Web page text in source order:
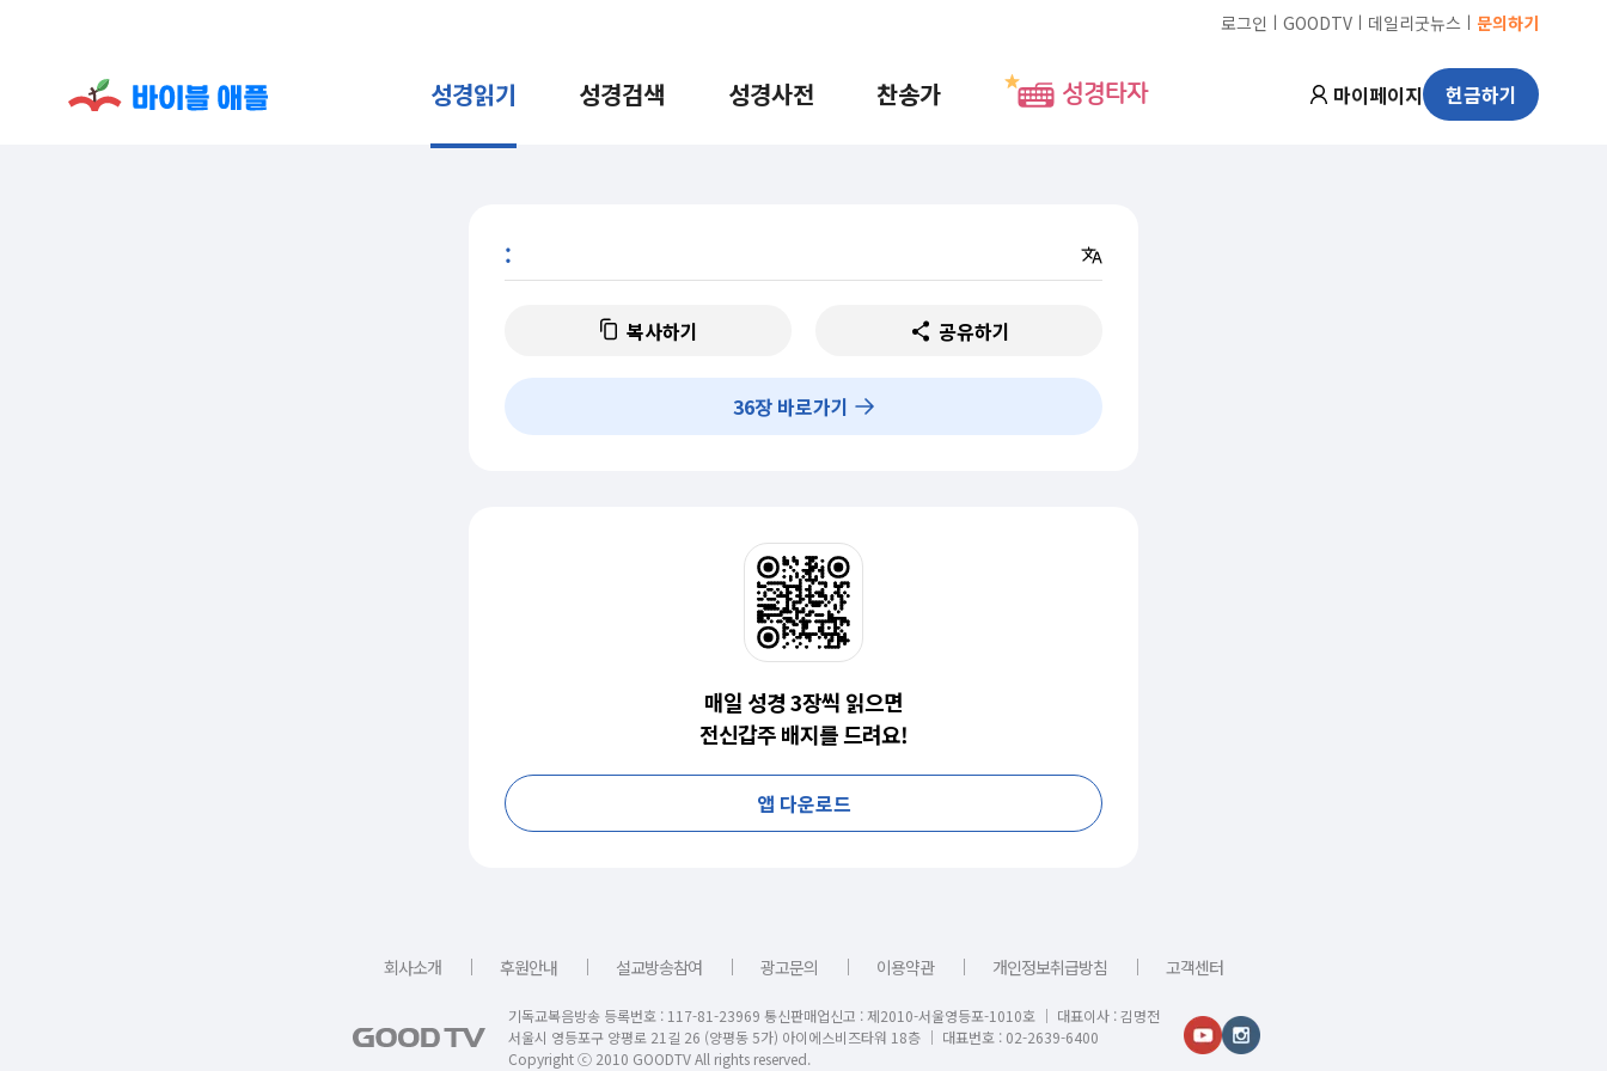
로그인 ㅣ GOODTV ㅣ 데일리굿뉴스 ㅣ 문의하기
성경읽기 성경검색 성경사전 찬송가 성경타자 마이페이지 헌금하기
:
복사하기 공유하기
36장 바로가기
매일 성경 3장씩 읽으면
전신갑주 배지를 드려요!
앱 다운로드
회사소개 ｜ 후원안내 ｜ 설교방송참여 ｜ 광고문의 ｜ 이용약관 ｜ 개인정보취급방침 ｜ 고객센터
기독교복음방송 등록번호 : 117-81-23969 통신판매업신고 : 제2010-서울영등포-1010호 │ 대표이사 : 김명전
서울시 영등포구 양평로 21길 26 (양평동 5가) 아이에스비즈타워 18층 │ 대표번호 : 02-2639-6400
Copyright ⓒ 2010 GOODTV All rights reserved.